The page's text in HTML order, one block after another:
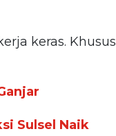
keras. Khusus
Sulsel Naik